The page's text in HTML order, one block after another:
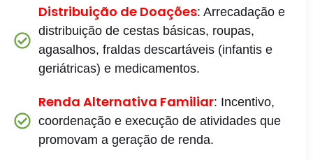
Distribuição de Doações: Arrecadação e
distribuição de cestas básicas, roupas,
agasalhos, fraldas descartáveis (infantis e
geriátricas) e medicamentos.
Renda Alternativa Familiar: Incentivo,
coordenação e execução de atividades que
promovam a geração de renda.